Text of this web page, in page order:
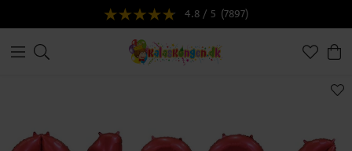
4.8 / 5 (7897)